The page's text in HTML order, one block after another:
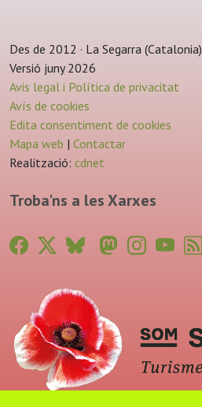
Des de 2012 · La Segarra (Catalonia)
Versió juny 2026
Avis legal i Política de privacitat
Avís de cookies
Edita consentiment de cookies
Mapa web | Contactar
Realització: cdnet
Troba'ns a les Xarxes